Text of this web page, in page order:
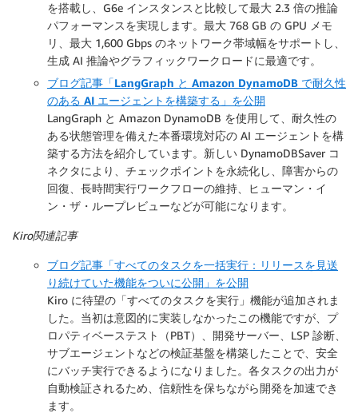
を搭載し、G6e インスタンスと比較して最大 2.3 倍の推論
パフォーマンスを実現します。最大 768 GB の GPU メモ
リ、最大 1,600 Gbps のネットワーク帯域幅をサポートし、
生成 AI 推論やグラフィックワークロードに最適です。
ブログ記事「LangGraph と Amazon DynamoDB で耐久性
のある AI エージェントを構築する」を公開
LangGraph と Amazon DynamoDB を使用して、耐久性の
ある状態管理を備えた本番環境対応の AI エージェントを構
築する方法を紹介しています。新しい DynamoDBSaver コ
ネクタにより、チェックポイントを永続化し、障害からの
回復、長時間実行ワークフローの維持、ヒューマン・イ
ン・ザ・ループレビューなどが可能になります。
Kiro関連記事
ブログ記事「すべてのタスクを一括実行：リリースを見送
り続けていた機能をついに公開」を公開
Kiro に待望の「すべてのタスクを実行」機能が追加されま
した。当初は意図的に実装しなかったこの機能ですが、プ
ロパティベーステスト（PBT）、開発サーバー、LSP 診断、
サブエージェントなどの検証基盤を構築したことで、安全
にバッチ実行できるようになりました。各タスクの出力が
自動検証されるため、信頼性を保ちながら開発を加速でき
ます。